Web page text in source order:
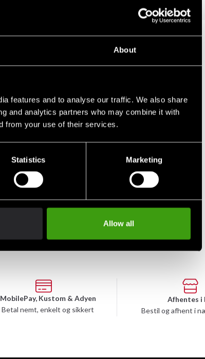
About
features and to analyse our traffic. We also share
and analytics partners who may combine it with
from your use of their services.
Statistics Marketing
Allow all
MobilePay, Kustom & Adyen
Betal nemt, enkelt og sikkert
Afhentes i
Bestil og afhent i